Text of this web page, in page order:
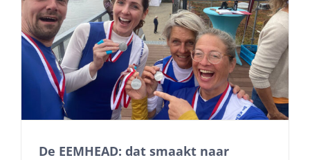
De EEMHEAD: dat smaakt naar